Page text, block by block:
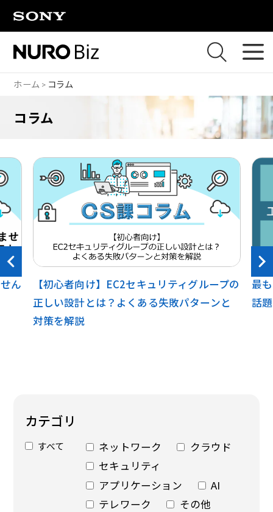
ホーム コラム
コラム
ん
【初心者向け】EC2セキュリティグループの
正しい設計とは？よくある失敗パターンと
対策を解説
最
話
カテゴリ
すべて ネットワーク
クラウド
セキュリティ
アプリケーション
AI
テレワーク
その他